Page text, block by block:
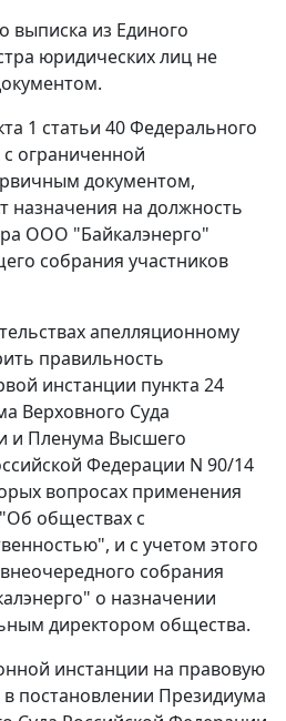
выписка из Единого
юридических лиц не
1 статьи 40 Федерального
ограниченной
документом,
на должность
ООО "Байкалэнерго"
собрания участников
апелляционному
правильность
инстанции пункта 24
Верховного Суда
и Пленума Высшего
Федерации N 90/14
вопросах применения
обществах с
и с учетом этого
собрания
о назначении
директором общества.
инстанции на правовую
постановлении Президиума